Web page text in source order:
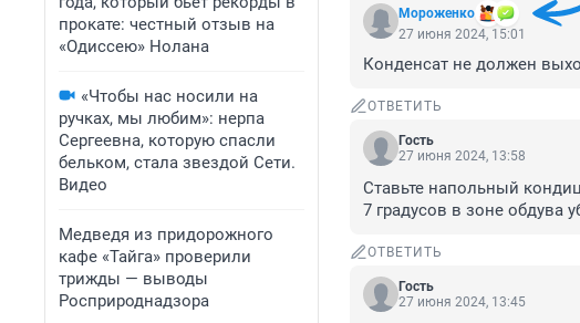
прокате: честный отзыв на
«Одиссею» Нолана
«Чтобы нас носили на
ручках, мы любим»: нерпа
Сергеевна, которую спасли
бельком, стала звездой Сети.
Видео
Медведя из придорожного
кафе «Тайга» проверили
трижды — выводы
Росприроднадзора
Мороженко
27 июня 2024, 15:01
Конденсат не должен
ОТВЕТИТЬ
Гость
27 июня 2024, 13:58
Ставьте напольный
7 градусов в зоне обдува
ОТВЕТИТЬ
Гость
27 июня 2024, 13:45